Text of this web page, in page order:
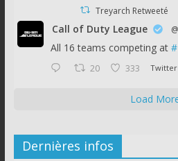
Treyarch Retweeté
Call of Duty League
All 16 teams competing at
20 333 Twitter
Load
Dernières infos